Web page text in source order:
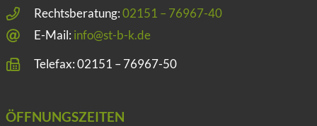
Rechtsberatung:02151 – 76967-40
E-Mail: info@st-b-k.de
Telefax: 02151 – 76967-50
ÖFFNUNGSZEITEN